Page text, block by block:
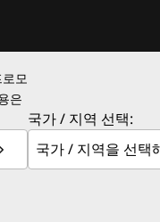
모
은
국가 / 지역 선택: